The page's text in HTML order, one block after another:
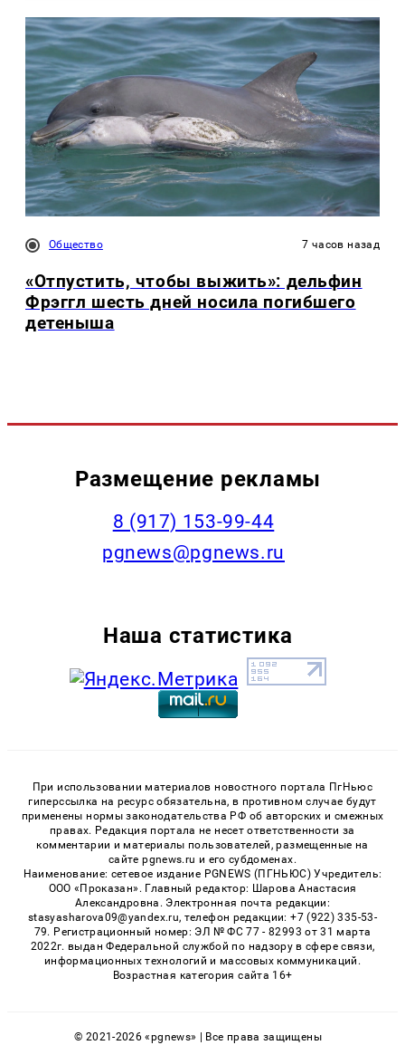
Общество 7 часов назад
«Отпустить, чтобы выжить»: дельфин
Фрэггл шесть дней носила погибшего
детеныша
Размещение рекламы
‭8 (917) 153-99-44
pgnews@pgnews.ru
Наша статистика
При использовании материалов новостного портала ПгНьюс
гиперссылка на ресурс обязательна, в противном случае будут
применены нормы законодательства РФ об авторских и смежных
правах. Редакция портала не несет ответственности за
комментарии и материалы пользователей, размещенные на
сайте pgnews.ru и его субдоменах.
Наименование: сетевое издание PGNEWS (ПГНЬЮС) Учредитель:
ООО «Проказан». Главный редактор: Шарова Анастасия
Александровна. Электронная почта редакции:
stasyasharova09@yandex.ru, телефон редакции: +7 (922) 335-53-
79. Регистрационный номер: ЭЛ № ФС 77 - 82993 от 31 марта
2022г. выдан Федеральной службой по надзору в сфере связи,
информационных технологий и массовых коммуникаций.
Возрастная категория сайта 16+
© 2021-2026 «pgnews» | Все права защищены